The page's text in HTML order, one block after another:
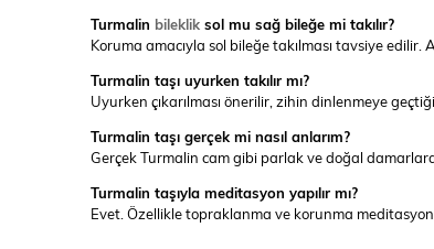
Turmalin bileklik sol mu sağ bileğe mi takılır?
Koruma amacıyla sol bileğe takılması tavsiye
Turmalin taşı uyurken takılır mı?
Uyurken çıkarılması önerilir, zihin dinlenmeye
Turmalin taşı gerçek mi nasıl anlarım?
Gerçek Turmalin cam gibi parlak ve doğal
Turmalin taşıyla meditasyon yapılır mı?
Evet. Özellikle topraklanma ve korunma